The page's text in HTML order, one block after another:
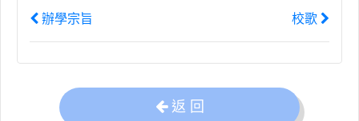
辦學宗旨 校歌
返 回